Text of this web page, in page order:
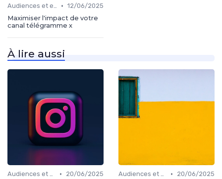
Audiences et engagement • 12/06/2025
Maximiser l'impact de votre
canal télégramme x
À lire aussi
Audiences et engagement •
20/06/2025
Audiences et engagement •
20/06/2025